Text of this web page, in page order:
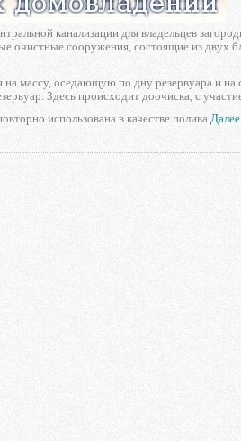
канализации для владельцев
очистные сооружения, состоящие из двух
массу, оседающую по дну резервуара и
Здесь происходит доочиска, с
использована в качестве полива.